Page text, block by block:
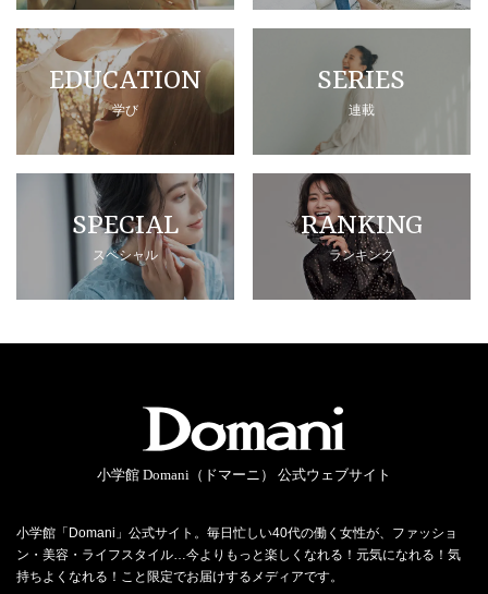
EDUCATION
学び
SERIES
連載
SPECIAL
スペシャル
RANKING
ランキング
小学館 Domani（ドマーニ） 公式ウェブサイト
小学館「Domani」公式サイト。毎日忙しい40代の働く女性が、ファッショ
ン・美容・ライフスタイル…今よりもっと楽しくなれる！元気になれる！気
持ちよくなれる！こと限定でお届けするメディアです。